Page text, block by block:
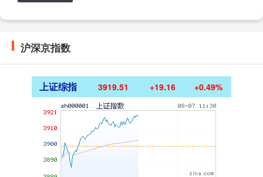
沪深京指数
上证综指 3919.51 +19.16 +0.49%